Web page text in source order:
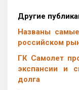
Другие
Названы
российском
ГК Самолет
экспансии и
долга